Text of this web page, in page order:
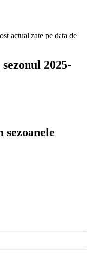
actualizate pe data de
2025-
sezoanele